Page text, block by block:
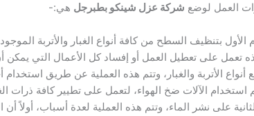
العمل لوضع شركة عزل شينكو بطبرجل هي:-
بتنظيف السطح من كافة أنواع الغبار والأتربة
تعمل على تعطيل العمل أو إفساد كل الأعمال التي
الأتربة والغبار، وتتم هذه العملية عن طريق
الآلات ضخ الهواء، لتعمل على تطيير كافة ذرات
على نشر الماء، وتتم هذه العملية لعدة أسباب، أولاً أن